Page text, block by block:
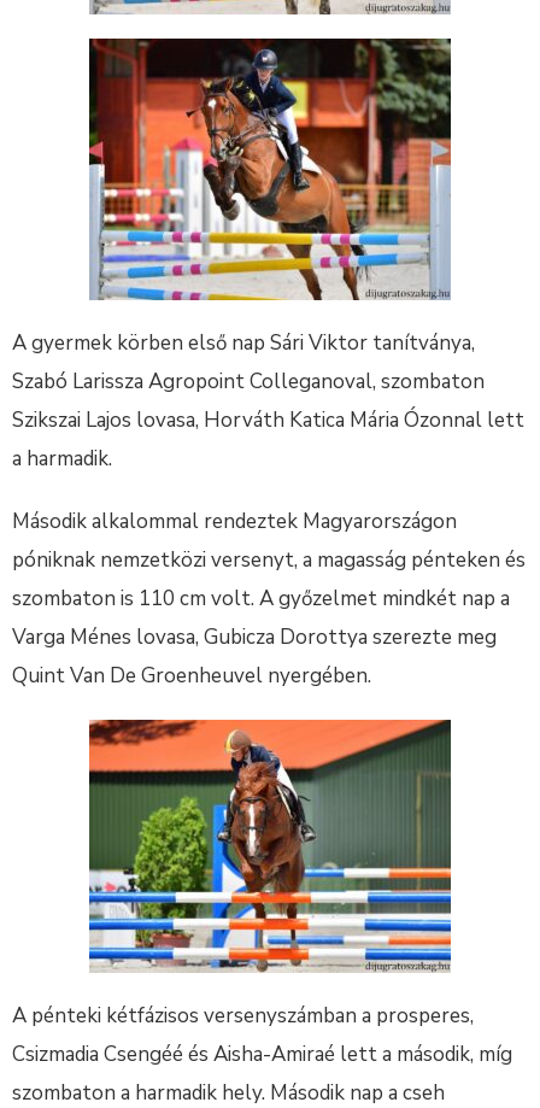
A gyermek körben első nap Sári Viktor tanítványa,
Szabó Larissza Agropoint Colleganoval, szombaton
Szikszai Lajos lovasa, Horváth Katica Mária Ózonnal lett
a harmadik.
Második alkalommal rendeztek Magyarországon
póniknak nemzetközi versenyt, a magasság pénteken és
szombaton is 110 cm volt. A győzelmet mindkét nap a
Varga Ménes lovasa, Gubicza Dorottya szerezte meg
Quint Van De Groenheuvel nyergében.
A pénteki kétfázisos versenyszámban a prosperes,
Csizmadia Csengéé és Aisha-Amiraé lett a második, míg
szombaton a harmadik hely. Második nap a cseh